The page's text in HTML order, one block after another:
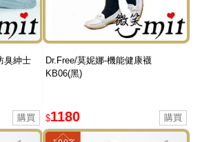
臭紳士
Dr.Free/莫妮娜-機能健康襪
KB06(黑)
$1180